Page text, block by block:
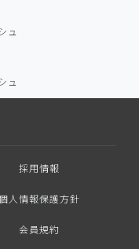
ュ
ュ
採用情報
人情報保護方針
会員規約